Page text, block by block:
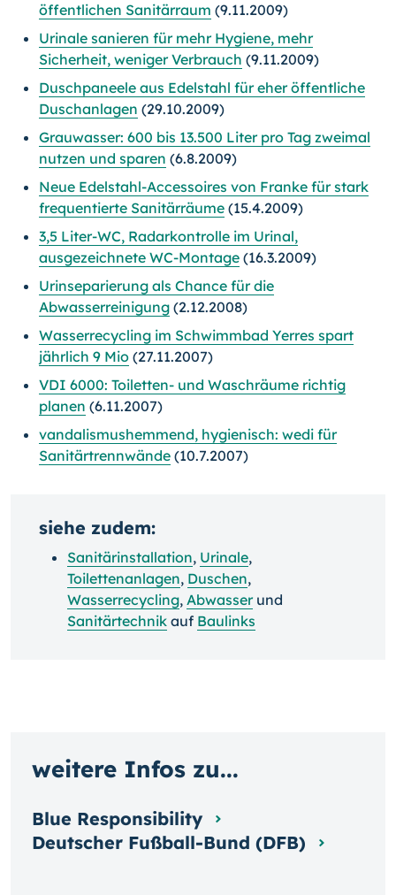
öffentlichen Sanitärraum (9.11.2009)
Urinale sanieren für mehr Hygiene, mehr
Sicherheit, weniger Verbrauch (9.11.2009)
Duschpaneele aus Edelstahl für eher öffentliche
Duschanlagen (29.10.2009)
Grauwasser: 600 bis 13.500 Liter pro Tag zweimal
nutzen und sparen (6.8.2009)
Neue Edelstahl-Accessoires von Franke für stark
frequentierte Sanitärräume (15.4.2009)
3,5 Liter-WC, Radarkontrolle im Urinal,
ausgezeichnete WC-Montage (16.3.2009)
Urinseparierung als Chance für die
Abwasserreinigung (2.12.2008)
Wasserrecycling im Schwimmbad Yerres spart
jährlich 9 Mio (27.11.2007)
VDI 6000: Toiletten- und Waschräume richtig
planen (6.11.2007)
vandalismushemmend, hygienisch: wedi für
Sanitärtrennwände (10.7.2007)
siehe zudem:
Sanitärinstallation, Urinale,
Toilettenanlagen, Duschen,
Wasserrecycling, Abwasserund
Sanitärtechnik auf Baulinks
weitere Infos zu...
Blue Responsibility
Deutscher Fußball-Bund (DFB)